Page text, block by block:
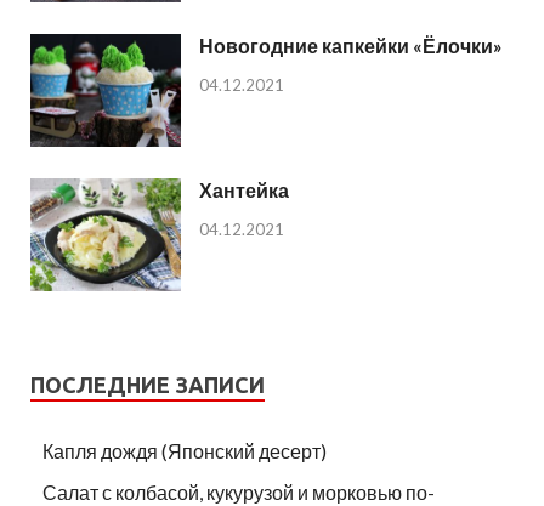
Новогодние капкейки «Ёлочки»
04.12.2021
Хантейка
04.12.2021
ПОСЛЕДНИЕ ЗАПИСИ
Капля дождя (Японский десерт)
Салат с колбасой, кукурузой и морковью по-